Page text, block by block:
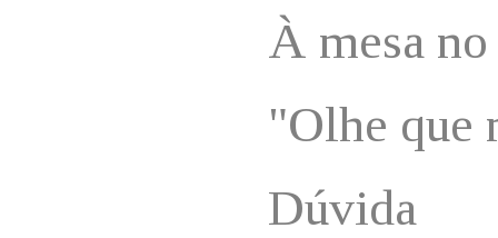
À mesa
"Olhe que
Dúvida